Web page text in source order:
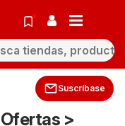
Suscríbase
>